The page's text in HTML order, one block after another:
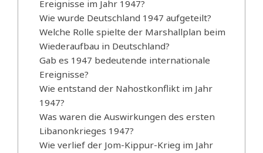
Ereignisse im Jahr 1947?
Wie wurde Deutschland 1947 aufgeteilt?
Welche Rolle spielte der Marshallplan beim
Wiederaufbau in Deutschland?
Gab es 1947 bedeutende internationale
Ereignisse?
Wie entstand der Nahostkonflikt im Jahr
1947?
Was waren die Auswirkungen des ersten
Libanonkrieges 1947?
Wie verlief der Jom-Kippur-Krieg im Jahr